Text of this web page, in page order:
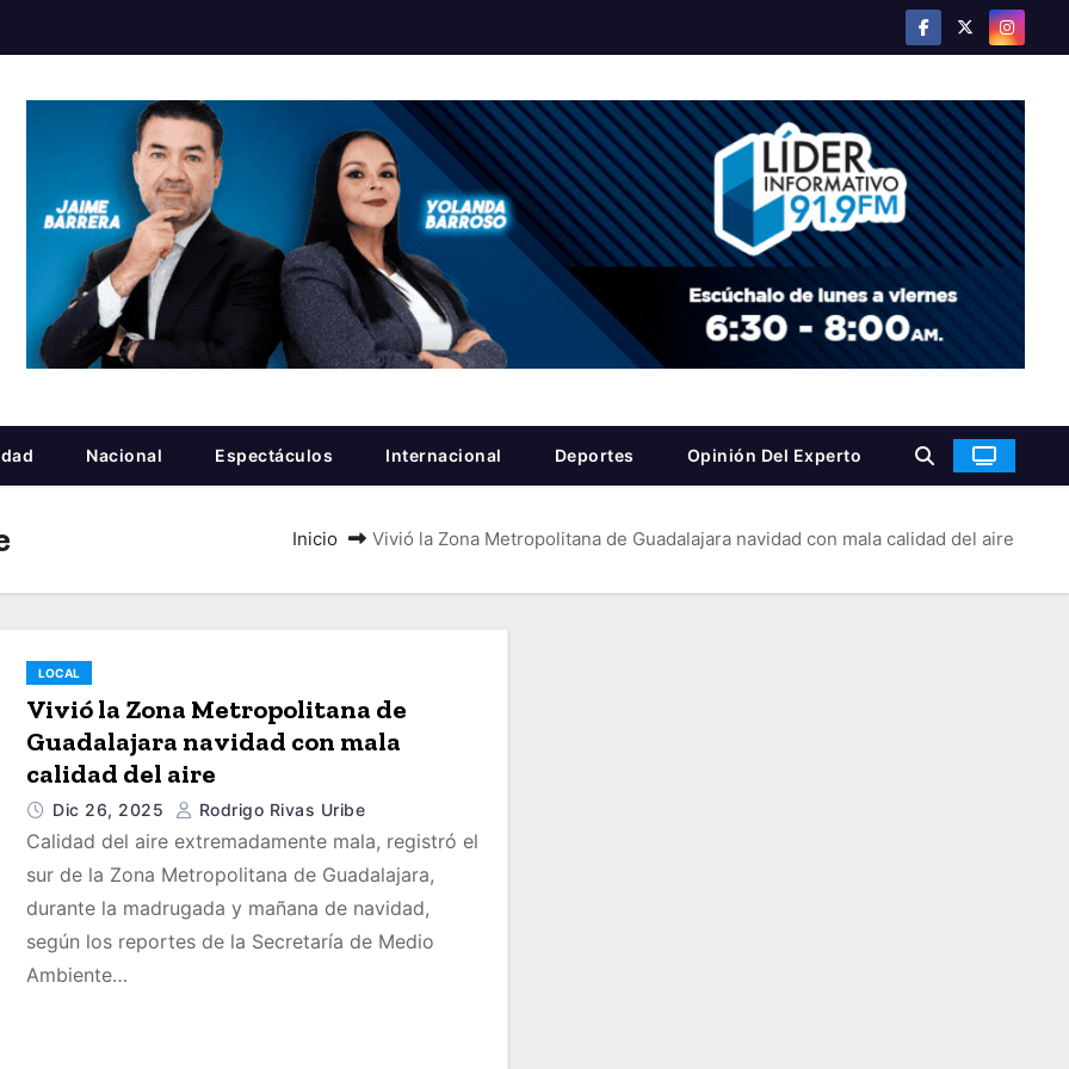
Nacional Espectáculos Internacional Deportes Opinión Del Experto
Inicio Vivió la Zona Metropolitana de Guadalajara navidad con mala calidad del aire
LOCAL
Vivió la Zona Metropolitana de
Guadalajara navidad con mala
calidad del aire
Dic 26, 2025 Rodrigo Rivas Uribe
Calidad del aire extremadamente mala, registró el
sur de la Zona Metropolitana de Guadalajara,
durante la madrugada y mañana de navidad,
según los reportes de la Secretaría de Medio
Ambiente…